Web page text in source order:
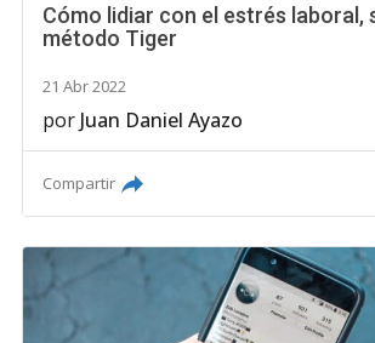
Cómo lidiar con el estrés laboral,
método Tiger
21 Abr 2022
por Juan Daniel Ayazo
Compartir